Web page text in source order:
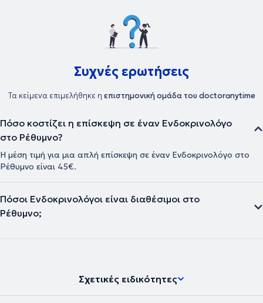
Συχνές ερωτήσεις
Τα κείμενα επιμελήθηκε η επιστημονική ομάδα του doctoranytime
Πόσο κοστίζει η επίσκεψη σε έναν Ενδοκρινολόγο
στο Ρέθυμνο?
Η μέση τιμή για μια απλή επίσκεψη σε έναν Ενδοκρινολόγο στο
Ρέθυμνο είναι 45€.
Πόσοι Ενδοκρινολόγοι είναι διαθέσιμοι στο
Ρέθυμνο;
Σχετικές ειδικότητες